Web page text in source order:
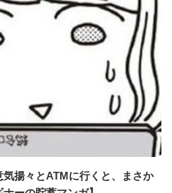
揚々とATMに行くと、まさか